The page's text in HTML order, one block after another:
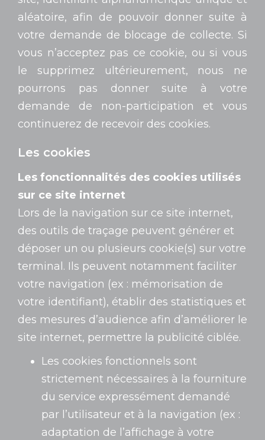
aléatoire, afin de pouvoir donner suite à
votre demande de blocage de collecte. Si
vous n’acceptez pas ce cookie, ou si vous
le supprimez ultérieurement, nous ne
pourrons pas donner suite à votre
demande de non-participation et vous
continuerez de recevoir des cookies.
Les cookies
Les fonctionnalités des cookies utilisés
sur ce site internet
Lors de la navigation sur ce site internet,
des outils de traçage peuvent générer et
déposer un ou plusieurs cookie(s) sur votre
terminal. Ils peuvent notamment faciliter
votre navigation (ex : mémorisation de
votre identifiant), établir des statistiques et
des mesures d’audience afin d’améliorer le
site internet, permettre la publicité ciblée.
Les cookies fonctionnels sont
strictement nécessaires à la fourniture
du service expressément demandé
par l’utilisateur et à la navigation (ex :
adaptation de l’affichage à votre